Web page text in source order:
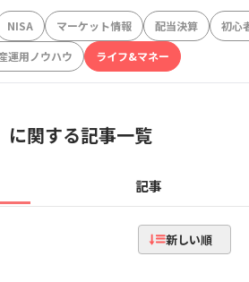
NISA マーケット情報 配当決算
初心
運用ノウハウ ライフ&マネー
に関する記事一覧
記事
新しい順